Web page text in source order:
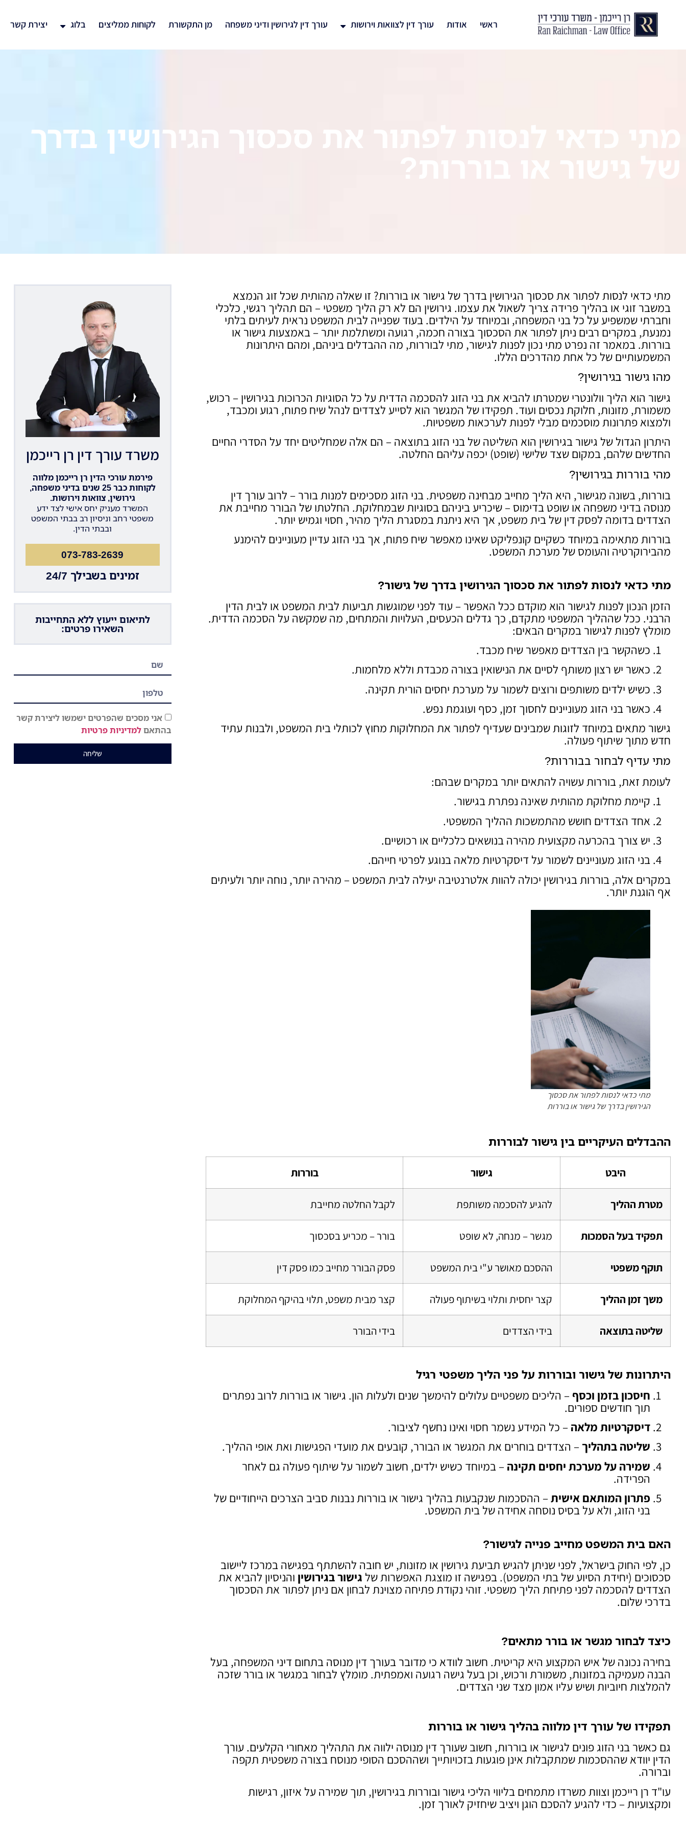
ראשי אודות עורך דין לצוואות וירושות עורך דין לגירושין ודיני משפחה מן התקשורת לקוחות ממליצים בלוג יצירת קשר
מתי כדאי לנסות לפתור את סכסוך הגירושין בדרך
מתי כדאי לנסות לפתור את סכסוך הגירושין בדרך של גישור או בוררות? זו שאלה מהותית שכל זוג הנמצא
במשבר זוגי או בהליך פרידה צריך לשאול את עצמו. גירושין הם לא רק הליך משפטי – הם תהליך רגשי, כלכלי
וחברתי שמשפיע על כל בני המשפחה, ובמיוחד על הילדים. בעוד שפנייה לבית המשפט נראית לעיתים בלתי
נמנעת, במקרים רבים ניתן לפתור את הסכסוך בצורה חכמה, רגועה ומשתלמת יותר – באמצעות גישור או
בוררות. במאמר זה נפרט מתי נכון לפנות לגישור, מתי לבוררות, מה ההבדלים ביניהם, ומהם היתרונות
המשמעותיים של כל אחת מהדרכים הללו.
מהו גישור בגירושין?
גישור הוא הליך וולונטרי שמטרתו להביא את בני הזוג להסכמה הדדית על כל הסוגיות הכרוכות בגירושין – רכוש,
משמורת, מזונות, חלוקת נכסים ועוד. תפקידו של המגשר הוא לסייע לצדדים לנהל שיח פתוח, רגוע ומכבד,
ולמצוא פתרונות מוסכמים מבלי לפנות לערכאות משפטיות.
היתרון הגדול של גישור בגירושין הוא השליטה של בני הזוג בתוצאה – הם אלה שמחליטים יחד על הסדרי החיים
החדשים שלהם, במקום שצד שלישי (שופט) יכפה עליהם החלטה.
מהי בוררות בגירושין?
בוררות, בשונה מגישור, היא הליך מחייב מבחינה משפטית. בני הזוג מסכימים למנות בורר – לרוב עורך דין
מנוסה בדיני משפחה או שופט בדימוס – שיכריע ביניהם בסוגיות שבמחלוקת. החלטתו של הבורר מחייבת את
הצדדים בדומה לפסק דין של בית משפט, אך היא ניתנת במסגרת הליך מהיר, חסוי וגמיש יותר.
בוררות מתאימה במיוחד כשקיים קונפליקט שאינו מאפשר שיח פתוח, אך בני הזוג עדיין מעוניינים להימנע
מהבירוקרטיה והעומס של מערכת המשפט.
מתי כדאי לנסות לפתור את סכסוך הגירושין בדרך של גישור?
הזמן הנכון לפנות לגישור הוא מוקדם ככל האפשר – עוד לפני שמוגשות תביעות לבית המשפט או לבית הדין
הרבני. ככל שההליך המשפטי מתקדם, כך גדלים הכעסים, העלויות והמתחים, מה שמקשה על הסכמה הדדית.
מומלץ לפנות לגישור במקרים הבאים:
כשהקשר בין הצדדים מאפשר שיח מכבד.
כאשר יש רצון משותף לסיים את הנישואין בצורה מכבדת וללא מלחמות.
כשיש ילדים משותפים ורוצים לשמור על מערכת יחסים הורית תקינה.
כאשר בני הזוג מעוניינים לחסוך זמן, כסף ועוגמת נפש.
גישור מתאים במיוחד לזוגות שמבינים שעדיף לפתור את המחלוקות מחוץ לכותלי בית המשפט, ולבנות עתיד
חדש מתוך שיתוף פעולה.
מתי עדיף לבחור בבוררות?
לעומת זאת, בוררות עשויה להתאים יותר במקרים שבהם:
קיימת מחלוקת מהותית שאינה נפתרת בגישור.
אחד הצדדים חושש מהתמשכות ההליך המשפטי.
יש צורך בהכרעה מקצועית מהירה בנושאים כלכליים או רכושיים.
בני הזוג מעוניינים לשמור על דיסקרטיות מלאה בנוגע לפרטי חייהם.
במקרים אלה, בוררות בגירושין יכולה להוות אלטרנטיבה יעילה לבית המשפט – מהירה יותר, נוחה יותר ולעיתים
אף הוגנת יותר.
מתי כדאי לנסות לפתור את סכסוך
הגירושין בדרך של גישור או בוררות
ההבדלים העיקריים בין גישור לבוררות
היבט גישור בוררות
מטרת ההליך להגיע להסכמה משותפת לקבל החלטה מחייבת
תפקיד בעל הסמכות מגשר – מנחה, לא שופט בורר – מכריע בסכסוך
תוקף משפטי ההסכם מאושר ע"י בית המשפט פסק הבורר מחייב כמו פסק דין
משך זמן ההליך קצר יחסית ותלוי בשיתוף פעולה קצר מבית משפט, תלוי בהיקף המחלוקת
שליטה בתוצאה בידי הצדדים בידי הבורר
היתרונות של גישור ובוררות על פני הליך משפטי רגיל
חיסכון בזמן וכסף – הליכים משפטיים עלולים להימשך שנים ולעלות הון. גישור או בוררות לרוב נפתרים
תוך חודשים ספורים.
דיסקרטיות מלאה – כל המידע נשמר חסוי ואינו נחשף לציבור.
שליטה בתהליך – הצדדים בוחרים את המגשר או הבורר, קובעים את מועדי הפגישות ואת אופי ההליך.
שמירה על מערכת יחסים תקינה – במיוחד כשיש ילדים, חשוב לשמור על שיתוף פעולה גם לאחר
הפרידה.
פתרון המותאם אישית – ההסכמות שנקבעות בהליך גישור או בוררות נבנות סביב הצרכים הייחודיים של
בני הזוג, ולא על בסיס נוסחה אחידה של בית המשפט.
האם בית המשפט מחייב פנייה לגישור?
כן, לפי החוק בישראל, לפני שניתן להגיש תביעת גירושין או מזונות, יש חובה להשתתף בפגישה במרכז ליישוב
סכסוכים (יחידת הסיוע של בתי המשפט). בפגישה זו מוצגת האפשרות של גישור בגירושין והניסיון להביא את
הצדדים להסכמה לפני פתיחת הליך משפטי. זוהי נקודת פתיחה מצוינת לבחון אם ניתן לפתור את הסכסוך
בדרכי שלום.
כיצד לבחור מגשר או בורר מתאים?
בחירה נכונה של איש המקצוע היא קריטית. חשוב לוודא כי מדובר בעורך דין מנוסה בתחום דיני המשפחה, בעל
הבנה מעמיקה במזונות, משמורת ורכוש, וכן בעל גישה רגועה ואמפתית. מומלץ לבחור במגשר או בורר שזכה
להמלצות חיוביות ושיש עליו אמון מצד שני הצדדים.
תפקידו של עורך דין מלווה בהליך גישור או בוררות
גם כאשר בני הזוג פונים לגישור או בוררות, חשוב שעורך דין מנוסה ילווה את התהליך מאחורי הקלעים. עורך
הדין יוודא שההסכמות שמתקבלות אינן פוגעות בזכויותייך ושההסכם הסופי מנוסח בצורה משפטית תקפה
וברורה.
עו"ד רן רייכמן וצוות משרדו מתמחים בליווי הליכי גישור ובוררות בגירושין, תוך שמירה על איזון, רגישות
ומקצועיות – כדי להגיע להסכם הוגן ויציב שיחזיק לאורך זמן.
משרד עורך דין רן רייכמן
פירמת עורכי הדין רן רייכמן מלווה
לקוחות כבר 25 שנים בדיני משפחה,
גירושין, צוואות וירושות.
המשרד מעניק יחס אישי לצד ידע
משפטי רחב וניסיון רב בבתי המשפט
ובבתי הדין.
073-783-2639
זמינים בשבילך 24/7
לתיאום ייעוץ ללא התחייבות
השאירו פרטים:
אני מסכים שהפרטים ישמשו ליצירת קשר
בהתאםלמדיניות פרטיות
שליחה